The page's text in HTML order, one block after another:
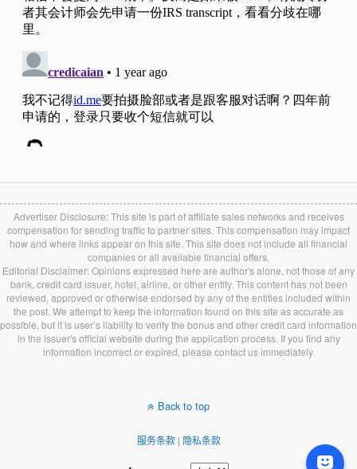
Advertiser Disclosure: This site is part of affiliate sales networks and receives
compensation for sending traffic to partner sites. This compensation may impact
how and where links appear on this site. This site does not include all financial
companies or all available financial offers.
Editorial Disclaimer: Opinions expressed here are author's alone, not those of any
bank, credit card issuer, hotel, airline, or other entity. This content has not been
reviewed, approved or otherwise endorsed by any of the entities included within
the post. We attempt to keep the information found on this site as accurate as
possible, but it is user’s liability to verify the bonus and other credit card information
in the issuer's official website during the application process. If you find any
information incorrect or expired, please contact us immediately.
Back to top
服务条款| 隐私条款